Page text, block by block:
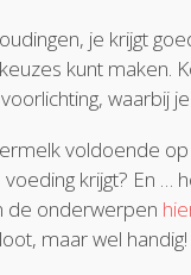
je krijgt
kunt maken.
waarbij
voldoende
krijgt? En …
de onderwerpen
maar wel handig!